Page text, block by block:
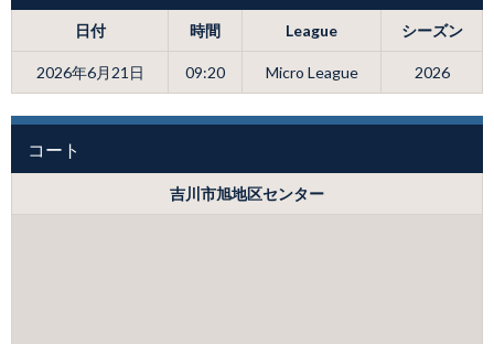
日付 時間 League シーズン
2026年6月21日 09:20 Micro League 2026
コート
吉川市旭地区センター